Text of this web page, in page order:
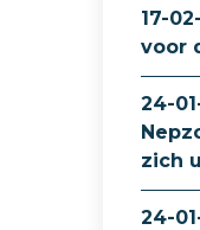
17-
voor
24-
zich
24-